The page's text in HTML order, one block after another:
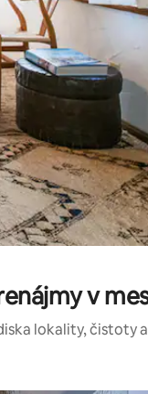
v
lokality, čistoty